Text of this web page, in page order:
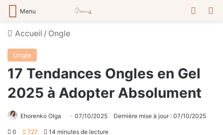
Menu
Accueil / Ongle
Ongle
17 Tendances Ongles en Gel
2025 à Adopter Absolument
Ehorenko Olga 07/10/2025 Dernière mise à jour : 07/10/2025
0 727 14 minutes de lecture